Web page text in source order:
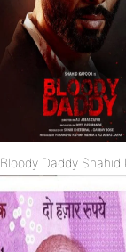
Bloody Daddy Shahid